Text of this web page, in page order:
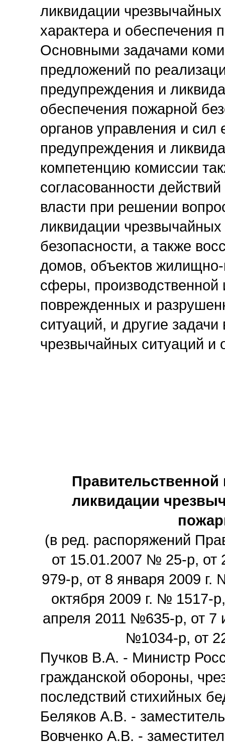
ликвидации чрезвычайных
характера и обеспечения
Основными задачами
предложений по
предупреждения и
обеспечения пожарной
органов управления и сил
предупреждения и
компетенцию комиссии
согласованности
власти при решении
ликвидации
безопасности, а также
домов, объектов жилищно-
сферы,
поврежденных и
ситуаций, и другие
чрезвычайных ситуаций и
ликвидации
(в ред. распоряжений
от 15.01.2007 № 25-р,
979-р, от 8 января 2009
октября 2009 г. № 1517-
апреля 2011 №635-р, от 7
№1034-р, от
Пучков В.А. - Министр
гражданской обороны,
последствий стихийных
Беляков А.В. -
Вовченко А.В. -